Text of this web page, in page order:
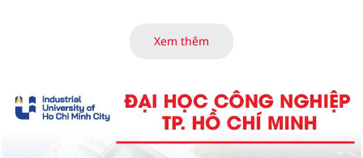
quen và nhận thức có thể tạo ra
Xem thêm